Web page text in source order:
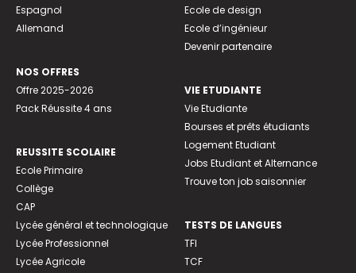
Espagnol
Allemand
NOS OFFRES
Offre 2025-2026
Pack Réussite 4 ans
REUSSITE SCOLAIRE
Ecole Primaire
Collège
CAP
Lycée général et technologique
Lycée Professionnel
Lycée Agricole
Ecole de design
Ecole d’ingénieur
Devenir partenaire
VIE ETUDIANTE
Vie Etudiante
Bourses et prêts étudiants
Logement Etudiant
Jobs Etudiant et Alternance
Trouve ton job saisonnier
TESTS DE LANGUES
TFI
TCF